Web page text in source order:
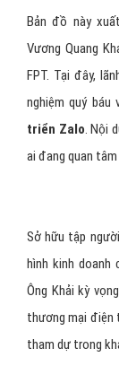
Bản đồ này
Vương Quang
FPT. Tại đây,
nghiệm quý
triển Zalo. Nội
ai đang quan
Sở hữu tập
hình kinh doanh
Ông Khải kỳ
thương mại điện
tham dự trong